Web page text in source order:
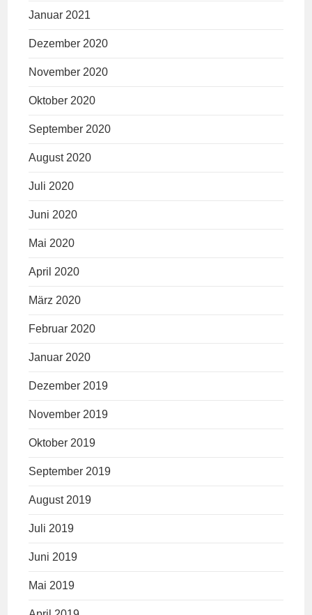
Januar 2021
Dezember 2020
November 2020
Oktober 2020
September 2020
August 2020
Juli 2020
Juni 2020
Mai 2020
April 2020
März 2020
Februar 2020
Januar 2020
Dezember 2019
November 2019
Oktober 2019
September 2019
August 2019
Juli 2019
Juni 2019
Mai 2019